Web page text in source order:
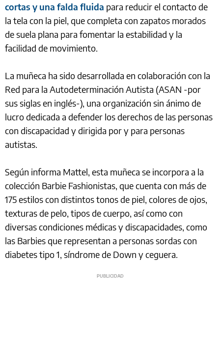
cortas y una falda fluida para reducir el contacto de
la tela con la piel, que completa con zapatos morados
de suela plana para fomentar la estabilidad y la
facilidad de movimiento.
La muñeca ha sido desarrollada en colaboración con la
Red para la Autodeterminación Autista (ASAN -por
sus siglas en inglés-), una organización sin ánimo de
lucro dedicada a defender los derechos de las personas
con discapacidad y dirigida por y para personas
autistas.
Según informa Mattel, esta muñeca se incorpora a la
colección Barbie Fashionistas, que cuenta con más de
175 estilos con distintos tonos de piel, colores de ojos,
texturas de pelo, tipos de cuerpo, así como con
diversas condiciones médicas y discapacidades, como
las Barbies que representan a personas sordas con
diabetes tipo 1, síndrome de Down y ceguera.